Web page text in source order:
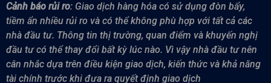
Cảnh báo rủi ro: Giao dịch hàng hóa có sử dụng đòn bẩy,
tiềm ẩn nhiều rủi ro và có thể không phù hợp với tất cả các
nhà đầu tư. Thông tin thị trường, quan điểm và khuyến nghị
đầu tư có thể thay đổi bất kỳ lúc nào. Vì vậy nhà đầu tư nên
cân nhắc dựa trên điều kiện giao dịch, kiến thức và khả năng
tài chính trước khi đưa ra quyết định giao dịch